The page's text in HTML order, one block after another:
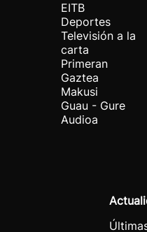
EITB
Deportes
Televisión a la
carta
Primeran
Gaztea
Makusi
Guau - Gure
Audioa